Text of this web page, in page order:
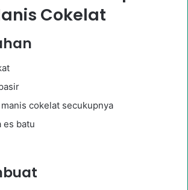
Cokelat
cokelat secukupnya
es batu